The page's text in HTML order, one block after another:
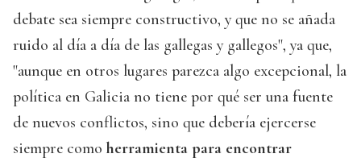
debate sea siempre constructivo, y que no se añada
ruido al día a día de las gallegas y gallegos", ya que,
"aunque en otros lugares parezca algo excepcional, la
política en Galicia no tiene por qué ser una fuente
de nuevos conflictos, sino que debería ejercerse
siempre como herramienta para encontrar